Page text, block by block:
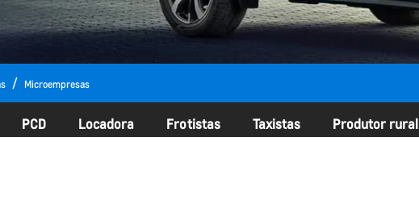
Microempresas
PCD Locadora Frotistas Taxistas Produtor rural